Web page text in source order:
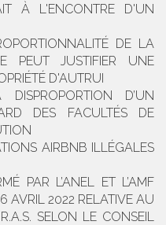
À L'ENCONTRE D'UN
DE LA
PEUT JUSTIFIER UNE
D'AUTRUI
DISPROPORTION D’UN
DES FACULTÉS DE
AIRBNB ILLÉGALES
PAR L’ANEL ET L’AMF
AVRIL 2022 RELATIVE AU
SELON LE CONSEIL